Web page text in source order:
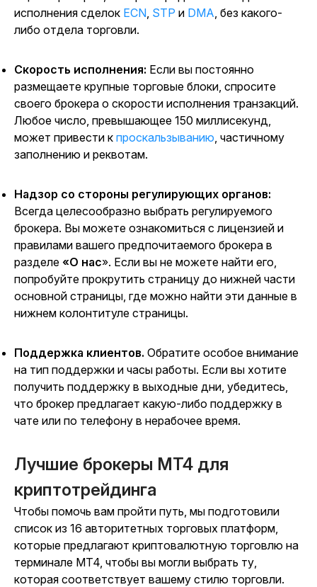
исполнения сделок ECN STP и DMA , без какого-
либо отдела торговли.
Скорость исполнения: Если вы постоянно
размещаете крупные торговые блоки, спросите
своего брокера о скорости исполнения транзакций.
Любое число, превышающее 150 миллисекунд,
может привести к проскальзыванию , частичному
заполнению и реквотам.
Надзор со стороны регулирующих органов:
Всегда целесообразно выбрать регулируемого
брокера. Вы можете ознакомиться с лицензией и
правилами вашего предпочитаемого брокера в
разделе «О нас». Если вы не можете найти его,
попробуйте прокрутить страницу до нижней части
основной страницы, где можно найти эти данные в
нижнем колонтитуле страницы.
Поддержка клиентов. Обратите особое внимание
на тип поддержки и часы работы. Если вы хотите
получить поддержку в выходные дни, убедитесь,
что брокер предлагает какую-либо поддержку в
чате или по телефону в нерабочее время.
Лучшие брокеры MT4 для
криптотрейдинга
Чтобы помочь вам пройти путь, мы подготовили
список из 16 авторитетных торговых платформ,
которые предлагают криптовалютную торговлю на
терминале MT4, чтобы вы могли выбрать ту,
которая соответствует вашему стилю торговли.